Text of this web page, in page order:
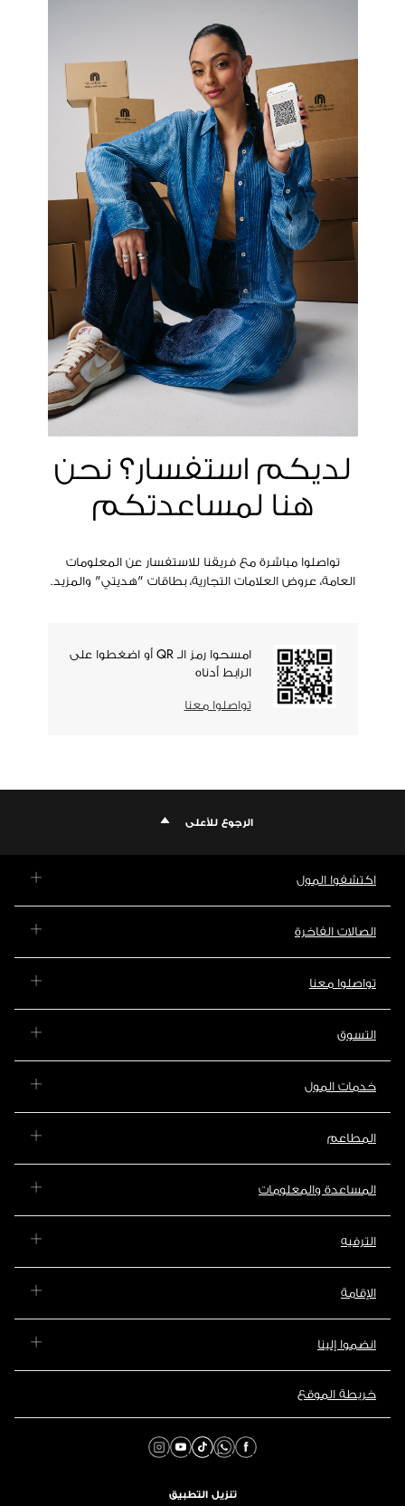
لديكم استفسار؟ نحن
هنا لمساعدتكم
تواصلوا مباشرة مع فريقنا للاستفسار عن المعلومات
العامة، عروض العلامات التجارية، بطاقات "هديتي" والمزيد.
امسحوا رمز الـ QR أو اضغطوا على
الرابط أدناه
تواصلوا معنا
الرجوع للأعلى
اكتشفوا المول
الصالات الفاخرة
تواصلوا معنا
التسوق
خدمات المول
المطاعم
المساعدة والمعلومات
الترفيه
الإقامة
انضموا إلينا
خريطة الموقع
تنزيل التطبيق